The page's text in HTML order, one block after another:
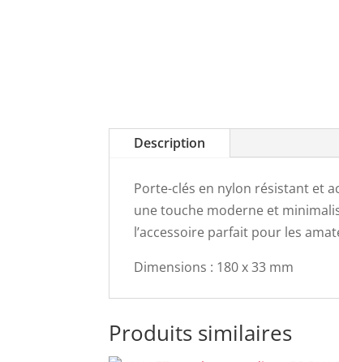
Description
Porte-clés en nylon résistant et
une touche moderne et
l’accessoire parfait pour les
Dimensions : 180 x 33 mm
Produits similaires